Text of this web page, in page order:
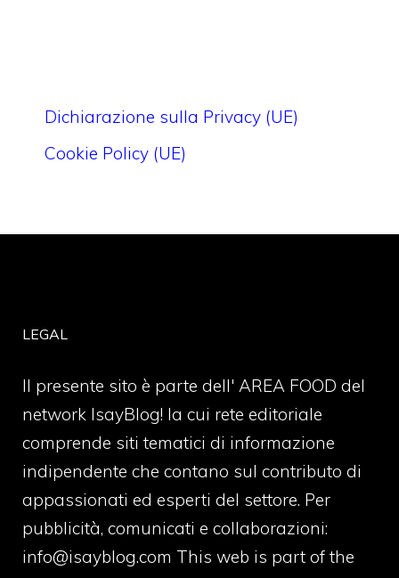
Dichiarazione sulla Privacy (UE)
Cookie Policy (UE)
LEGAL
Il presente sito è parte dell' AREA FOOD del
network IsayBlog! la cui rete editoriale
comprende siti tematici di informazione
indipendente che contano sul contributo di
appassionati ed esperti del settore. Per
pubblicità, comunicati e collaborazioni:
info@isayblog.com This web is part of the